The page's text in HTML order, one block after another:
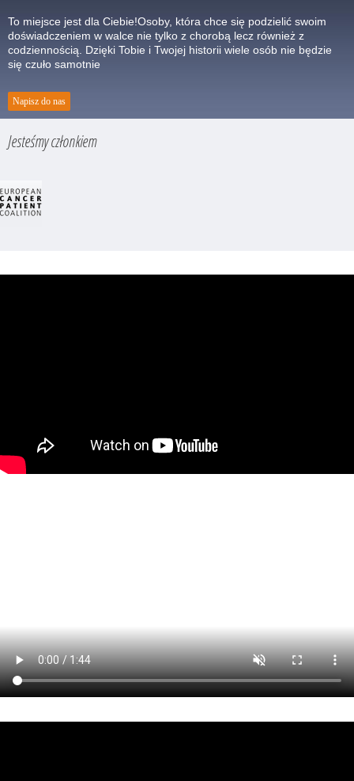
To miejsce jest dla Ciebie!Osoby, która chce się podzielić swoim
doświadczeniem w walce nie tylko z chorobą lecz również z
codziennością. Dzięki Tobie i Twojej historii wiele osób nie będzie
się czuło samotnie
Napisz do nas
Jesteśmy członkiem